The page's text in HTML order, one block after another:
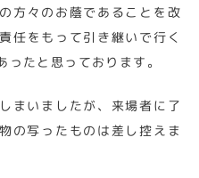
方々のお蔭であることを改
任をもって引き継いで行く
たと思っております。
まいましたが、来場者に了
の写ったものは差し控えま